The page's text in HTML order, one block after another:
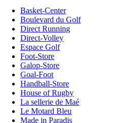
Basket-Center
Boulevard du Golf
Direct Running
Direct-Volley
Espace Golf
Foot-Store
Galop-Store
Goal-Foot
Handball-Store
House of Rugby
La sellerie de Maé
Le Motard Bleu
Made in Paradis